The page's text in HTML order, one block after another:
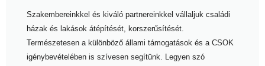
Szakembereinkkel és kiváló partnereinkkel vállaljuk családi
házak és lakások átépítését, korszerűsítését.
Természetesen a különböző állami támogatások és a CSOK
igénybevételében is szívesen segítünk. Legyen szó